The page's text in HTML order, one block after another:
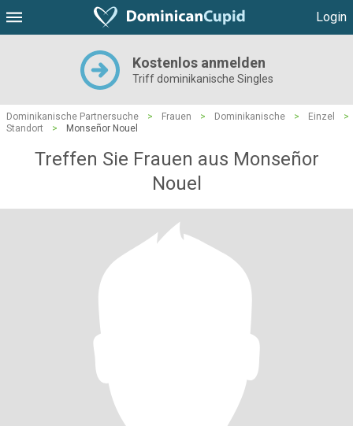
Login
Kostenlos anmelden
Triff dominikanische Singles
Dominikanische Partnersuche > Frauen > Dominikanische > Einzel
>
Standort
> Monseñor Nouel
Treffen Sie Frauen aus Monseñor
Nouel